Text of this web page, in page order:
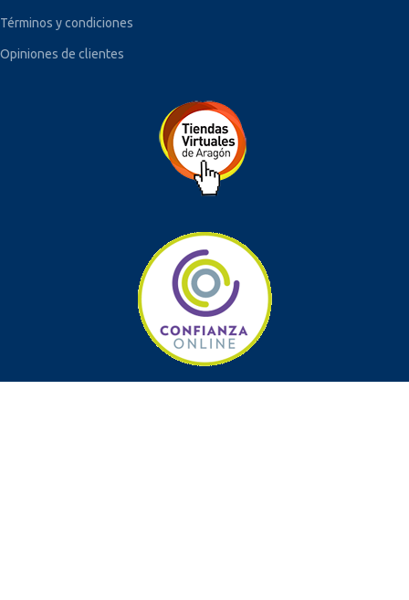
Términos y condiciones
Opiniones de clientes